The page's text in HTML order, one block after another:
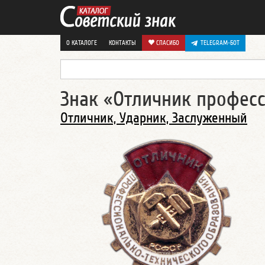
О КАТАЛОГЕ КОНТАКТЫ СПАСИБО TELEGRAM-БОТ
Знак «Отличник
Отличник, Ударник, Заслуженный